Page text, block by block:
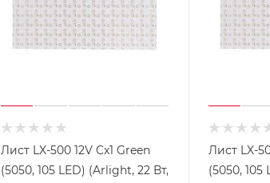
Лист LX-500 12V Cx1 Green
(5050, 105 LED) (Arlight, 22 Вт,
Лист LX-
(5050, 105